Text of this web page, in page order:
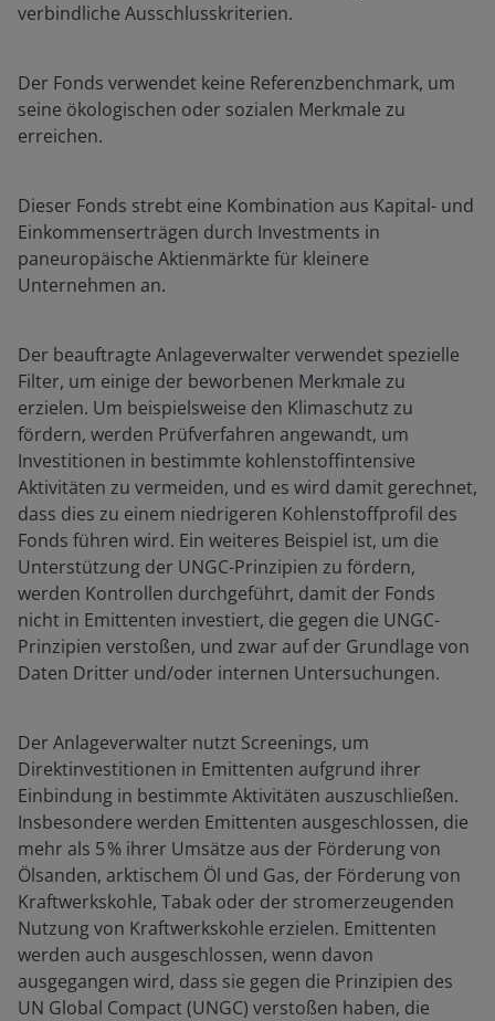
verbindliche Ausschlusskriterien.
Der Fonds verwendet keine Referenzbenchmark, um
seine ökologischen oder sozialen Merkmale zu
erreichen.
Dieser Fonds strebt eine Kombination aus Kapital- und
Einkommenserträgen durch Investments in
paneuropäische Aktienmärkte für kleinere
Unternehmen an.
Der beauftragte Anlageverwalter verwendet spezielle
Filter, um einige der beworbenen Merkmale zu
erzielen. Um beispielsweise den Klimaschutz zu
fördern, werden Prüfverfahren angewandt, um
Investitionen in bestimmte kohlenstoffintensive
Aktivitäten zu vermeiden, und es wird damit gerechnet,
dass dies zu einem niedrigeren Kohlenstoffprofil des
Fonds führen wird. Ein weiteres Beispiel ist, um die
Unterstützung der UNGC-Prinzipien zu fördern,
werden Kontrollen durchgeführt, damit der Fonds
nicht in Emittenten investiert, die gegen die UNGC-
Prinzipien verstoßen, und zwar auf der Grundlage von
Daten Dritter und/oder internen Untersuchungen.
Der Anlageverwalter nutzt Screenings, um
Direktinvestitionen in Emittenten aufgrund ihrer
Einbindung in bestimmte Aktivitäten auszuschließen.
Insbesondere werden Emittenten ausgeschlossen, die
mehr als 5 % ihrer Umsätze aus der Förderung von
Ölsanden, arktischem Öl und Gas, der Förderung von
Kraftwerkskohle, Tabak oder der stromerzeugenden
Nutzung von Kraftwerkskohle erzielen. Emittenten
werden auch ausgeschlossen, wenn davon
ausgegangen wird, dass sie gegen die Prinzipien des
UN Global Compact (UNGC) verstoßen haben, die